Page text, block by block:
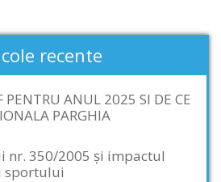
recente
PENTRU ANUL 2025 SI DE CE
PARGHIA
nr. 350/2005 și impactul
sportului